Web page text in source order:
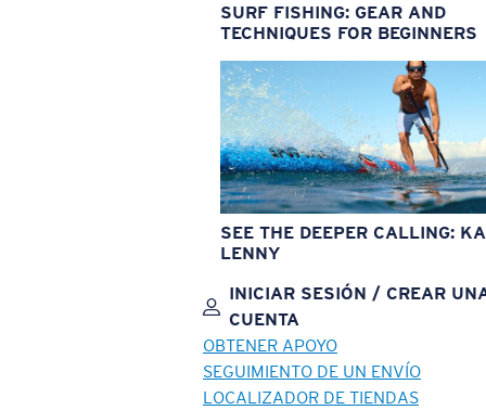
SURF FISHING: GEAR AND
TECHNIQUES FOR BEGINNERS
SEE THE DEEPER CALLING:
LENNY
INICIAR SESIÓN / CREAR
CUENTA
OBTENER APOYO
SEGUIMIENTO DE UN ENVÍO
LOCALIZADOR DE TIENDAS